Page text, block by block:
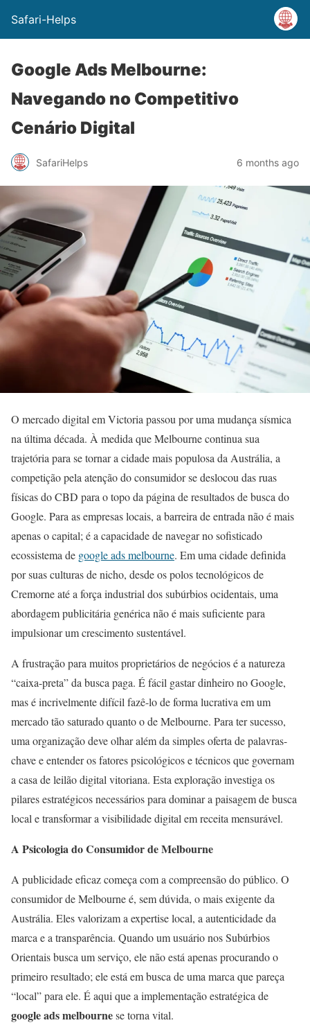
Safari-Helps
Google Ads Melbourne:
Navegando no Competitivo
Cenário Digital
SafariHelps 6 months ago
O mercado digital em Victoria passou por uma mudança sísmica
na última década. À medida que Melbourne continua sua
trajetória para se tornar a cidade mais populosa da Austrália, a
competição pela atenção do consumidor se deslocou das ruas
físicas do CBD para o topo da página de resultados de busca do
Google. Para as empresas locais, a barreira de entrada não é mais
apenas o capital; é a capacidade de navegar no sofisticado
ecossistema de google ads melbourne. Em uma cidade definida
por suas culturas de nicho, desde os polos tecnológicos de
Cremorne até a força industrial dos subúrbios ocidentais, uma
abordagem publicitária genérica não é mais suficiente para
impulsionar um crescimento sustentável.
A frustração para muitos proprietários de negócios é a natureza
“caixa-preta” da busca paga. É fácil gastar dinheiro no Google,
mas é incrivelmente difícil fazê-lo de forma lucrativa em um
mercado tão saturado quanto o de Melbourne. Para ter sucesso,
uma organização deve olhar além da simples oferta de palavras-
chave e entender os fatores psicológicos e técnicos que governam
a casa de leilão digital vitoriana. Esta exploração investiga os
pilares estratégicos necessários para dominar a paisagem de busca
local e transformar a visibilidade digital em receita mensurável.
A Psicologia do Consumidor de Melbourne
A publicidade eficaz começa com a compreensão do público. O
consumidor de Melbourne é, sem dúvida, o mais exigente da
Austrália. Eles valorizam a expertise local, a autenticidade da
marca e a transparência. Quando um usuário nos Subúrbios
Orientais busca um serviço, ele não está apenas procurando o
primeiro resultado; ele está em busca de uma marca que pareça
“local” para ele. É aqui que a implementação estratégica de
google ads melbournese torna vital.